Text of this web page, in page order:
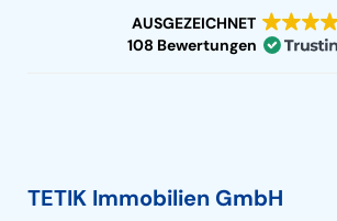
AUSGEZEICHNET
108 Bewertungen
TETIK Immobilien GmbH